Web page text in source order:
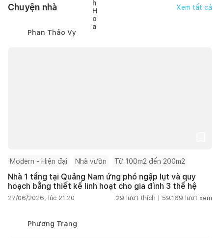
Chuyện nhà Xem tất cả
Phan Thảo Vy
Modern - Hiện đại Nhà vườn Từ 100m2 đến 200m2
Nhà 1 tầng tại Quảng Nam ứng phó ngập lụt và quy
hoạch bằng thiết kế linh hoạt cho gia đình 3 thế hệ
27/06/2026, lúc 21:20 29 lượt thích | 59.169 lượt xem
Phương Trang